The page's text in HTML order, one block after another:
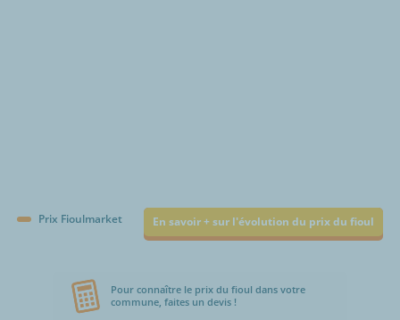
Prix Fioulmarket En savoir + sur l'évolution du prix du fioul
Pour connaître le prix du fioul dans votre
commune, faites un devis !